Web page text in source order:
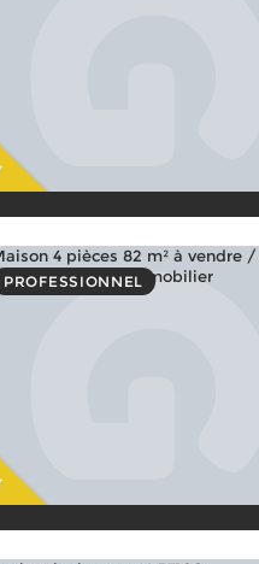
PROFESSIONNEL